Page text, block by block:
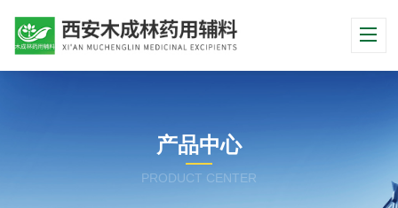
产品中心
PRODUCT CENTER